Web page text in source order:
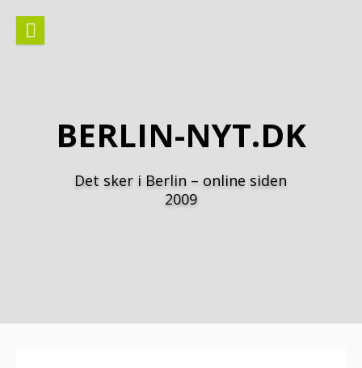
indhold
BERLIN-NYT.DK
Det sker i Berlin – online siden
2009